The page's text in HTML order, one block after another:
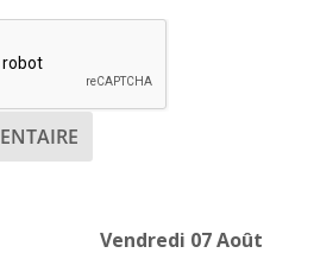
Vendredi 07 Août